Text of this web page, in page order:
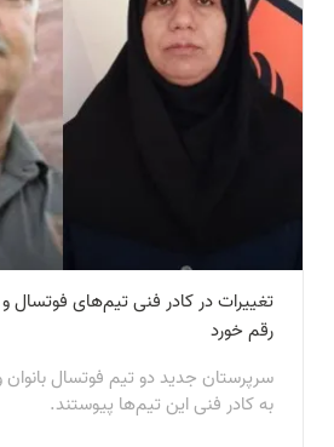
تغییرات در کادر فنی تیم‌های
رقم خورد
سرپرستان جدید دو تیم فوتسال
به کادر فنی این تیم‌ها پیوستند.